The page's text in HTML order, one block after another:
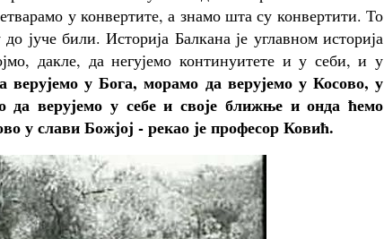
у конвертите, а знамо шта су конвертити. То
јуче били. Историја Балкана је углавном историја
дакле, да негујемо континуитете и у себи, и у
верујемо у Бога, морамо да верујемо у Косово, у
да верујемо у себе и своје ближње и онда ћемо
у слави Божјој - рекао је професор Ковић.